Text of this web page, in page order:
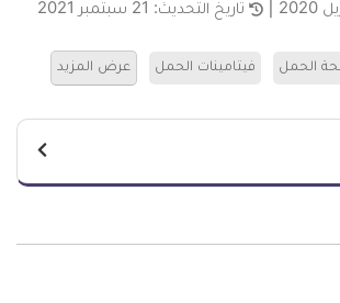
تاريخ التحديث: 21 سبتمبر 2021
الحمل فيتامينات الحمل عرض المزيد